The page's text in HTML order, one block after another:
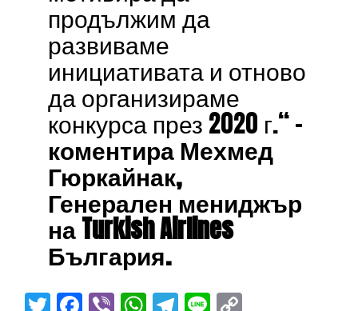
продължим да
развиваме
инициативата и отново
да организираме
конкурса през 2020 г.“ –
коментира Мехмед
Гюркайнак,
Генерален мениджър
на Turkish Airlines
България.